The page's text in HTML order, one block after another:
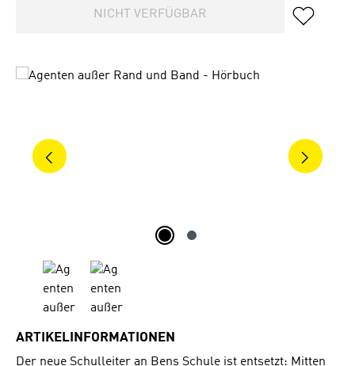
NICHT VERFÜGBAR
Bildergalerie überspringen
ARTIKELINFORMATIONEN
Der neue Schulleiter an Bens Schule ist entsetzt: Mitten